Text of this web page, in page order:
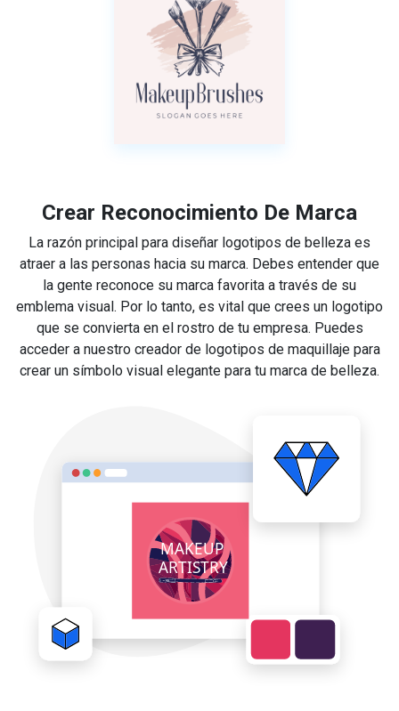
Crear Reconocimiento De Marca
La razón principal para diseñar logotipos de belleza es
atraer a las personas hacia su marca. Debes entender que
la gente reconoce su marca favorita a través de su
emblema visual. Por lo tanto, es vital que crees un logotipo
que se convierta en el rostro de tu empresa. Puedes
acceder a nuestro creador de logotipos de maquillaje para
crear un símbolo visual elegante para tu marca de belleza.